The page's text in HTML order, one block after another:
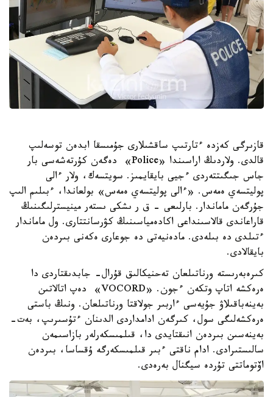
قازىرگى كەزدە ءتارتىپ ساقشىلارى جۇمىسقا ابدەن توسەلىپ
قالدى. ولاردىڭ اراسىندا «Police» دەگەن كۇرتەشەسى بار
جاس جىگىتتەردى ءجيى بايقايمىز. سويتسەك، ولار ءالى
پوليتسەي ەمەس. «ءالى پوليتسەي ەمەس» بولعاندا، ءبىلىم الىپ
جۇرگەن ماماندار. بارلىعى - ق ر ىشكى ىستەر مينيسترلىگىنىڭ
قاراعاندى قالاسىنداعى اكادەمياسىنىڭ كۋرسانتتارى. ول ماماندار
ءتىلدى دە بىلەدى. مادەنيەتى دە جوعارى ەكەنى بىردەن
بايقالادى.
كىرەبەرىستە ورناتىلعان تەحنيكالىق قۇرال- جابدىقتاردى دا
ەرەكشە اتاپ وتكەن ءجون. «VOCORD» دەپ اتالاتىن
بەينەباقىلاۋ جۇيەسى ءاربىر جولاقتا ورناتىلعان. ونىڭ باستى
ەرەكشەلىگى سول، كىرگەن ادامداردى الدىنان ءتۇسىرىپ، بەت-
بەينەسىن بىردەن انىقتايدى دا، قىلمىسكەرلەر بازاسىمەن
سالىستىرادى. ادام ناقتى ءبىر قىلمىسكەرگە ۇقساسا، بىردەن
اۆتوماتتى تۇردە سيگنال بەرەدى.